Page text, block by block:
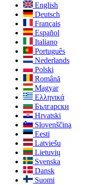
English
Deutsch
Français
Español
Italiano
Português
Nederlands
Polski
Română
Magyar
Ελληνικά
Български
Hrvatski
Slovenščina
Eesti
Latviešu
Lietuvių
Svenska
Dansk
Suomi